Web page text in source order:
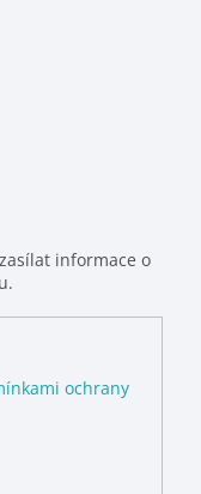
informace o
ochrany